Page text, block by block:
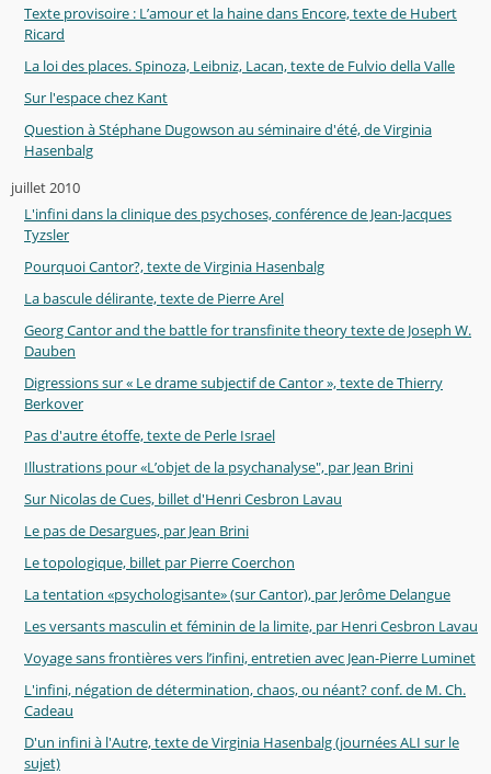
Texte provisoire : L’amour et la haine dans Encore, texte de Hubert
Ricard
La loi des places. Spinoza, Leibniz, Lacan, texte de Fulvio della Valle
Sur l'espace chez Kant
Question à Stéphane Dugowson au séminaire d'été, de Virginia
Hasenbalg
juillet 2010
L'infini dans la clinique des psychoses, conférence de Jean-Jacques
Tyzsler
Pourquoi Cantor?, texte de Virginia Hasenbalg
La bascule délirante, texte de Pierre Arel
Georg Cantor and the battle for transfinite theory texte de Joseph W.
Dauben
Digressions sur « Le drame subjectif de Cantor », texte de Thierry
Berkover
Pas d'autre étoffe, texte de Perle Israel
Illustrations pour «L’objet de la psychanalyse", par Jean Brini
Sur Nicolas de Cues, billet d'Henri Cesbron Lavau
Le pas de Desargues, par Jean Brini
Le topologique, billet par Pierre Coerchon
La tentation «psychologisante» (sur Cantor), par Jerôme Delangue
Les versants masculin et féminin de la limite, par Henri Cesbron Lavau
Voyage sans frontières vers l’infini, entretien avec Jean-Pierre Luminet
L'infini, négation de détermination, chaos, ou néant? conf. de M. Ch.
Cadeau
D'un infini à l'Autre, texte de Virginia Hasenbalg (journées ALI sur le
sujet)